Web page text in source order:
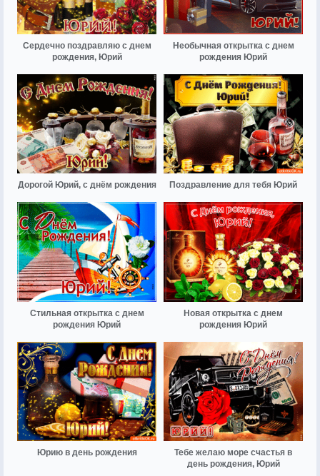
Сердечно поздравляю с днем
рождения, Юрий
Необычная открытка с днем
рождения Юрий
Дорогой Юрий, с днём рождения Поздравление для тебя Юрий
Стильная открытка с днем
рождения Юрий
Новая открытка с днем
рождения Юрий
Юрию в день рождения
Тебе желаю море счастья в
день рождения, Юрий